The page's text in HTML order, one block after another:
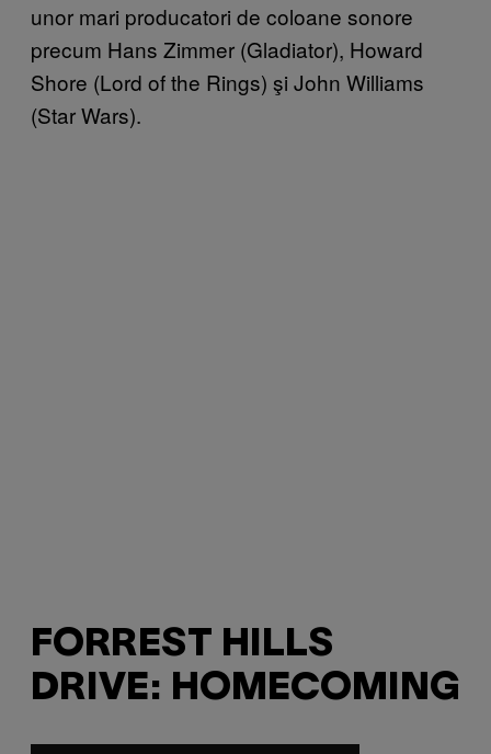
unor mari producatori de coloane sonore
precum Hans Zimmer (Gladiator), Howard
Shore (Lord of the Rings) şi John Williams
(Star Wars).
FORREST HILLS
DRIVE: HOMECOMING